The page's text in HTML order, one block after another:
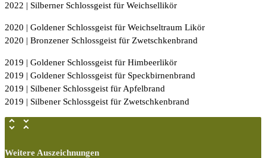
2022 | Silberner Schlossgeist für Weichsellikör
2020 | Goldener Schlossgeist für Weichseltraum Likör
2020 | Bronzener Schlossgeist für Zwetschkenbrand
2019 | Goldener Schlossgeist für Himbeerlikör
2019 | Goldener Schlossgeist für Speckbirnenbrand
2019 | Silbener Schlossgeist für Apfelbrand
2019 | Silbener Schlossgeist für Zwetschkenbrand
Weitere Auszeichnungen